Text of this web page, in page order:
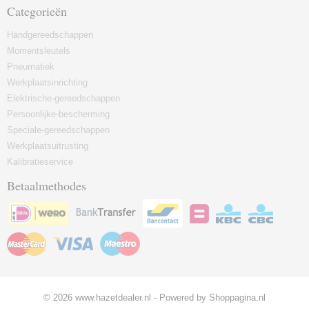
Categorieën
Handgereedschappen
Momentsleutels
Pneumatiek
Werkplaatsinrichting
Elektrische-gereedschappen
Persoonlijke-bescherming
Speciale-gereedschappen
Werkplaatsuitrusting
Kalibratieservice
Betaalmethodes
© 2026 www.hazetdealer.nl - Powered by Shoppagina.nl